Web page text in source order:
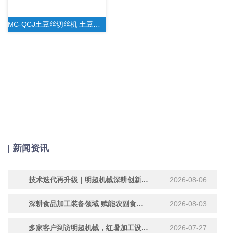
新闻资讯
技术迭代再升级｜明超机械深耕创新研发，助力行业提质增效 2026-08-06
深耕食品加工装备领域 赋能农副食品产业提质增效 2026-08-03
多家客户到访明超机械，红暑加工设备现场试机洽谈合作 2026-07-27